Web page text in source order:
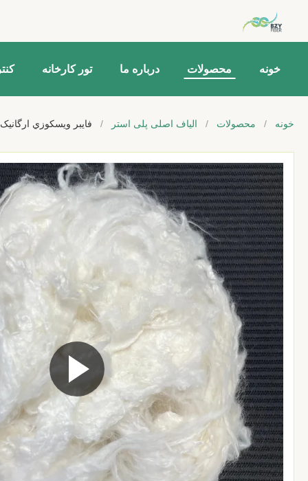
خونه محصولات درباره ما تور کارخانه
خونه / محصولات / الیاف اصلی پلی استر / فايبر ويسکوزي